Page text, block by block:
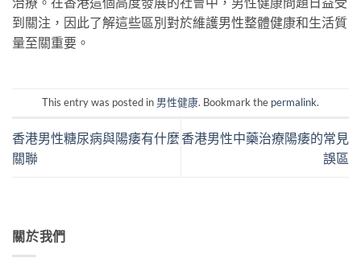
到關注，因此了解這些區別對於維護男性整體健康和生活質
量至關重要。
This entry was posted in 男性健康. Bookmark the permalink.
香港男性糖尿病與陽痿有什麼
關聯
香港男性中藥治療陽痿的常見
誤區
關於我們